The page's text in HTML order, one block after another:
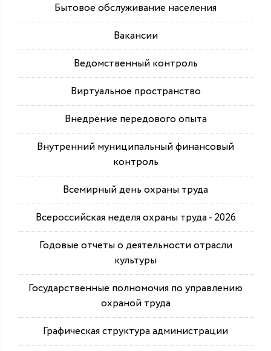
Бытовое обслуживание населения
Вакансии
Ведомственный контроль
Виртуальное пространство
Внедрение передового опыта
Внутренний муниципальный финансовый
контроль
Всемирный день охраны труда
Всероссийская неделя охраны труда - 2026
Годовые отчеты о деятельности отрасли
культуры
Государственные полномочия по управлению
охраной труда
Графическая структура администрации